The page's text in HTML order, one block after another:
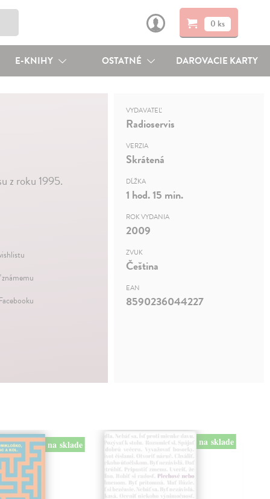
0 ks
E-KNIHY OSTATNÉ DAROVACIE KARTY
z roku 1995.
VYDAVATEĽ
Radioservis
VERZIA
Skrátená
DĹŽKA
1 hod. 15 min.
ROK VYDANIA
2009
ZVUK
Čeština
EAN
8590236044227
na sklade na sklade